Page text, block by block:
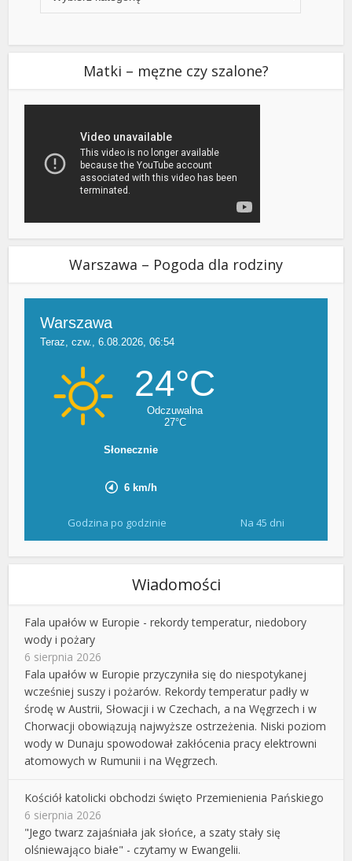
Matki – męzne czy szalone?
Warszawa – Pogoda dla rodziny
Godzina po godzinie Na 45 dni
Wiadomości
Fala upałów w Europie - rekordy temperatur, niedobory
wody i pożary
6 sierpnia 2026
Fala upałów w Europie przyczyniła się do niespotykanej
wcześniej suszy i pożarów. Rekordy temperatur padły w
środę w Austrii, Słowacji i w Czechach, a na Węgrzech i w
Chorwacji obowiązują najwyższe ostrzeżenia. Niski poziom
wody w Dunaju spowodował zakłócenia pracy elektrowni
atomowych w Rumunii i na Węgrzech.
Kościół katolicki obchodzi święto Przemienienia Pańskiego
6 sierpnia 2026
"Jego twarz zajaśniała jak słońce, a szaty stały się
olśniewająco białe" - czytamy w Ewangelii.